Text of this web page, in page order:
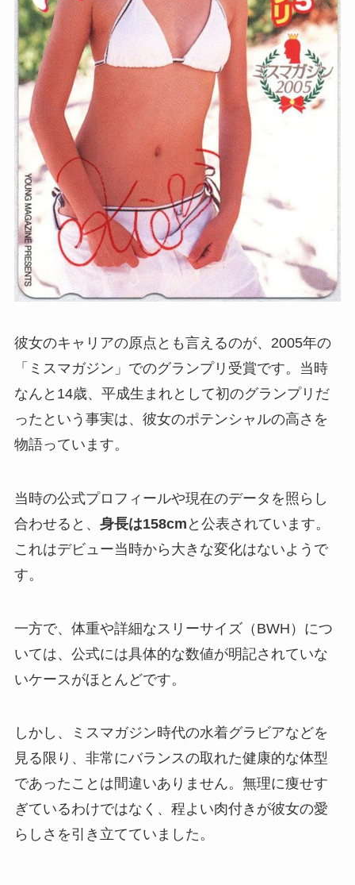
彼女のキャリアの原点とも言えるのが、2005年の
「ミスマガジン」でのグランプリ受賞です。当時
なんと14歳、平成生まれとして初のグランプリだ
ったという事実は、彼女のポテンシャルの高さを
物語っています。
当時の公式プロフィールや現在のデータを照らし
合わせると、 身長は158cm と公表されています。
これはデビュー当時から大きな変化はないようで
す。
一方で、体重や詳細なスリーサイズ（BWH）につ
いては、公式には具体的な数値が明記されていな
いケースがほとんどです。
しかし、ミスマガジン時代の水着グラビアなどを
見る限り、非常にバランスの取れた健康的な体型
であったことは間違いありません。無理に痩せす
ぎているわけではなく、程よい肉付きが彼女の愛
らしさを引き立てていました。